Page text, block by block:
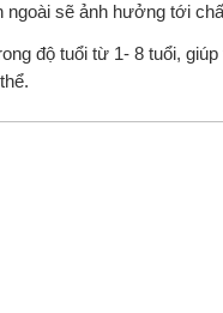
sẽ ảnh hưởng tới
độ tuổi từ 1- 8 tuổi,